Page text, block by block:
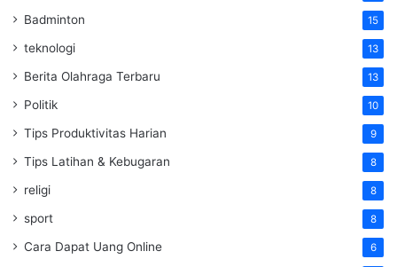
Badminton 15
teknologi 13
Berita Olahraga Terbaru 13
Politik 10
Tips Produktivitas Harian 9
Tips Latihan & Kebugaran 8
religi 8
sport 8
Cara Dapat Uang Online 6